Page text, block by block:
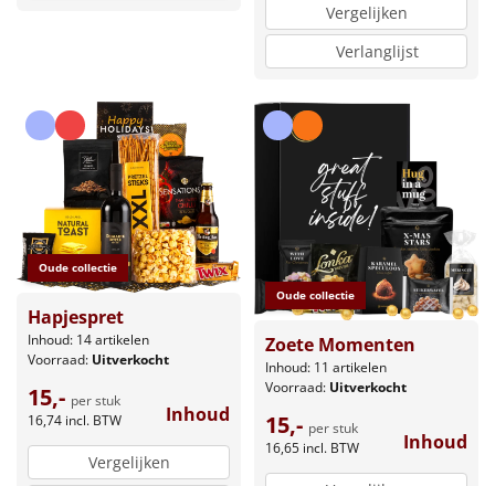
Vergelijken
Verlanglijst
Oude collectie
Hapjespret
Inhoud: 14 artikelen
Voorraad: Uitverkocht
15,- per stuk
16,74 incl. BTW Inhoud
Vergelijken
Oude collectie
Zoete Momenten
Inhoud: 11 artikelen
Voorraad: Uitverkocht
15,- per stuk
16,65 incl. BTW Inhoud